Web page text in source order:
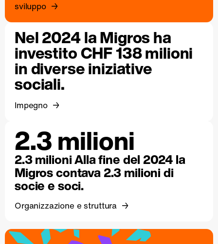
sviluppo
Nel 2024 la Migros ha
investito CHF 138 milioni
in diverse iniziative
sociali.
Impegno
2.3 milioni
2.3 milioni Alla fine del 2024 la
Migros contava 2.3 milioni di
socie e soci.
Organizzazione e struttura